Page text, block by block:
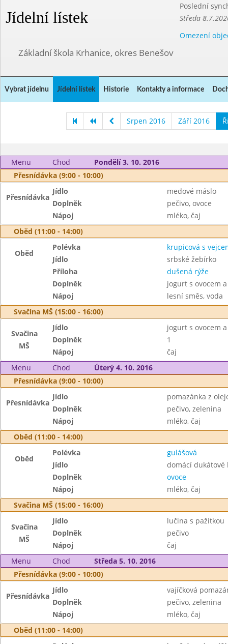
Jídelní lístek
Poslední
Středa
Omezení
Základní škola Krhanice, okres Benešov
Vybrat jídelnu Jídelní lístek Historie Kontakty a informace
Srpen 2016 Září 2016
Menu Chod
Pondělí 3. 10. 2016
Přesnídávka (9:00 - 10:00)
Přesnídávka
Jídlo
medové máslo
Doplněk
pečivo, ovoce
Nápoj
mléko, čaj
Oběd (11:00 - 14:00)
Oběd
Polévka
krupicová s
Jídlo
srbské žebírko
Příloha
dušená rýže
Doplněk
jogurt s ovocem
Nápoj
lesní směs, voda
Svačina MŠ (15:00 - 16:00)
Svačina
MŠ
Jídlo
jogurt s ovocem
Doplněk
1
Nápoj
čaj
Menu
Chod
Úterý 4. 10. 2016
Přesnídávka (9:00 - 10:00)
Přesnídávka
Jídlo
pomazánka z
Doplněk
pečivo, zelenina
Nápoj
mléko, čaj
Oběd (11:00 - 14:00)
Oběd
Polévka
gulášová
Jídlo
domácí dukátové
Doplněk
ovoce
Nápoj
mléko, čaj
Svačina MŠ (15:00 - 16:00)
Svačina
MŠ
Jídlo
lučina s pažitkou
Doplněk
pečivo
Nápoj
čaj
Menu
Chod
Středa 5. 10. 2016
Přesnídávka (9:00 - 10:00)
Přesnídávka
Jídlo
vajíčková
Doplněk
pečivo, zelenina
Nápoj
mléko, čaj
Oběd (11:00 - 14:00)